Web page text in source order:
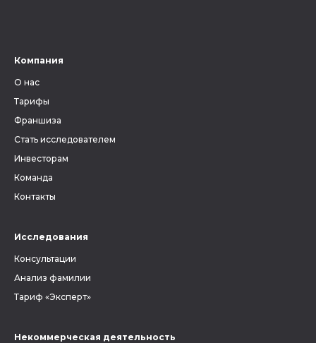
Компания
О нас
Тарифы
Франшиза
Стать исследователем
Инвесторам
Команда
Контакты
Исследования
Консультации
Анализ фамилии
Тариф «Эксперт»
Некоммерческая деятельность